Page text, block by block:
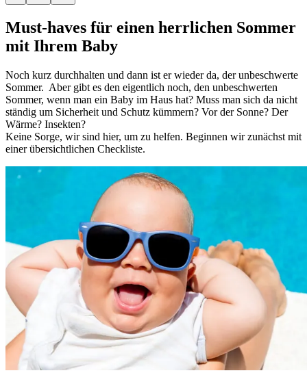
Must-haves für einen herrlichen Sommer
mit Ihrem Baby
Noch kurz durchhalten und dann ist er wieder da, der unbeschwerte
Sommer. Aber gibt es den eigentlich noch, den unbeschwerten
Sommer, wenn man ein Baby im Haus hat? Muss man sich da nicht
ständig um Sicherheit und Schutz kümmern? Vor der Sonne? Der
Wärme? Insekten?
Keine Sorge, wir sind hier, um zu helfen. Beginnen wir zunächst mit
einer übersichtlichen Checkliste.